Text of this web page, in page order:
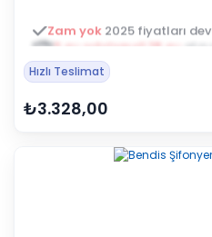
3 ay ertelemeli 18 ay
Hızlı Teslimat
₺3.328,00